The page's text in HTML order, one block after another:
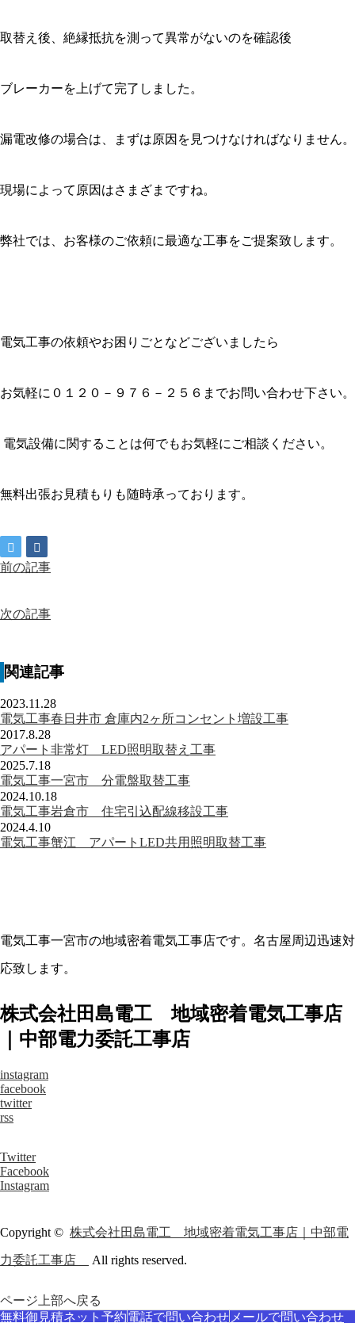
取替え後、絶縁抵抗を測って異常がないのを確認後
ブレーカーを上げて完了しました。
漏電改修の場合は、まずは原因を見つけなければなりません。
現場によって原因はさまざまですね。
弊社では、お客様のご依頼に最適な工事をご提案致します。
電気工事の依頼やお困りごとなどございましたら
お気軽に０１２０－９７６－２５６までお問い合わせ下さい。
電気設備に関することは何でもお気軽にご相談ください。
無料出張お見積もりも随時承っております。
前の記事
次の記事
関連記事
2023.11.28
電気工事春日井市 倉庫内2ヶ所コンセント増設工事
2017.8.28
アパート非常灯 LED照明取替え工事
2025.7.18
電気工事一宮市 分電盤取替工事
2024.10.18
電気工事岩倉市 住宅引込配線移設工事
2024.4.10
電気工事蟹江 アパートLED共用照明取替工事
電気工事一宮市の地域密着電気工事店です。名古屋周辺迅速対
応致します。
株式会社田島電工 地域密着電気工事店
｜中部電力委託工事店
instagram
facebook
twitter
rss
Twitter
Facebook
Instagram
Copyright © 株式会社田島電工 地域密着電気工事店｜中部電
力委託工事店 All rights reserved.
ページ上部へ戻る
無料御見積ネット予約電話で問い合わせ メールで問い合わせ